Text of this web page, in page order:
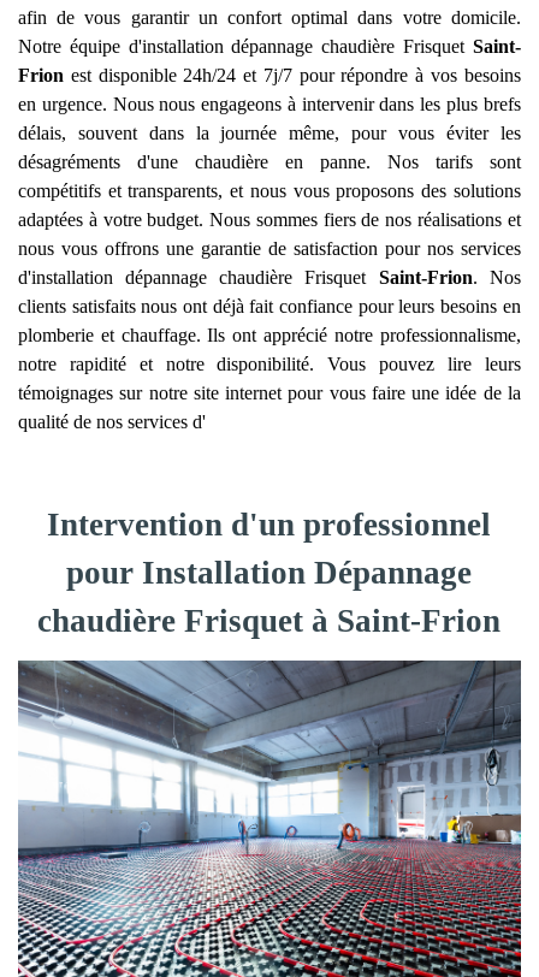
afin de vous garantir un confort optimal dans votre domicile.
Notre équipe d'installation dépannage chaudière Frisquet Saint-
Frion est disponible 24h/24 et 7j/7 pour répondre à vos besoins
en urgence. Nous nous engageons à intervenir dans les plus brefs
délais, souvent dans la journée même, pour vous éviter les
désagréments d'une chaudière en panne. Nos tarifs sont
compétitifs et transparents, et nous vous proposons des solutions
adaptées à votre budget. Nous sommes fiers de nos réalisations et
nous vous offrons une garantie de satisfaction pour nos services
d'installation dépannage chaudière Frisquet Saint-Frion. Nos
clients satisfaits nous ont déjà fait confiance pour leurs besoins en
plomberie et chauffage. Ils ont apprécié notre professionnalisme,
notre rapidité et notre disponibilité. Vous pouvez lire leurs
témoignages sur notre site internet pour vous faire une idée de la
qualité de nos services d'
Intervention d'un professionnel
pour Installation Dépannage
chaudière Frisquet à Saint-Frion